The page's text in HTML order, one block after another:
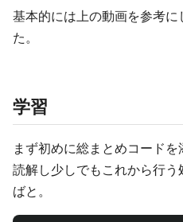
基本的には上の動画を参考
た。
学習
まず初めに総まとめコード
読解し少しでもこれから行
ばと。